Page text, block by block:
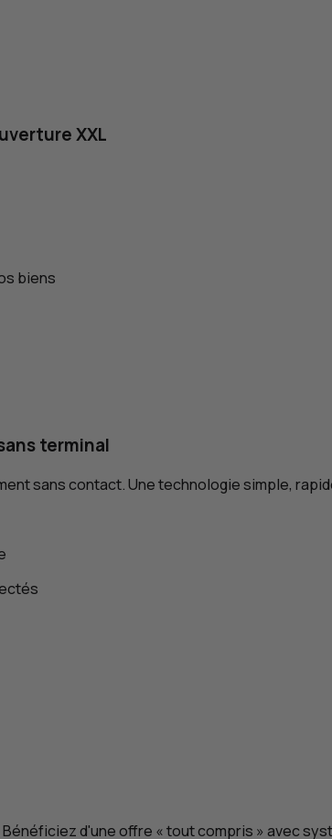
XXL
biens
terminal
sans contact. Une technologie simple,
d'une offre « tout compris » avec